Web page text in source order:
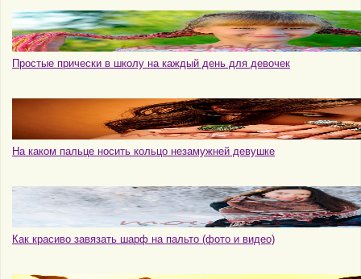
Простые прически в школу на каждый день для девочек
На каком пальце носить кольцо незамужней девушке
Как красиво завязать шарф на пальто (фото и видео)